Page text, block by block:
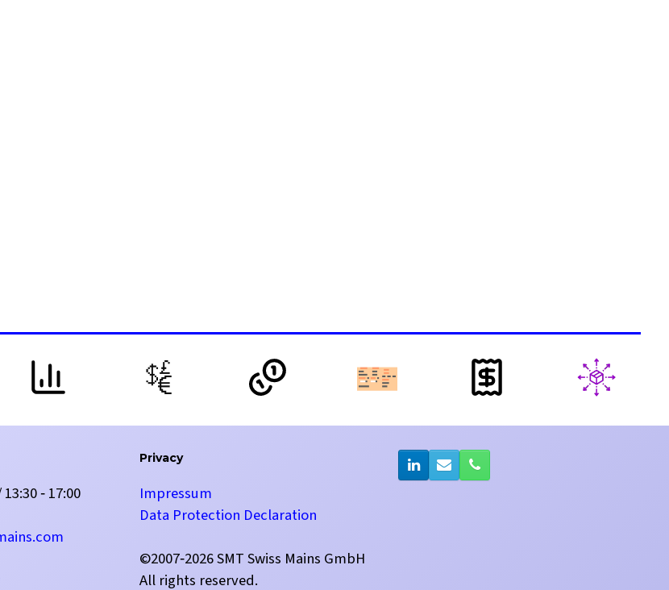
‑ 17:00
Privacy
Impressum
Data Protection Declaration
©2007‑2026 SMT Swiss Mains GmbH
All rights reserved.